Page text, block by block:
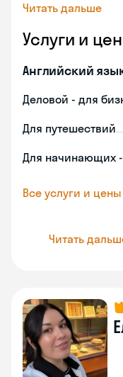
Читать дальше
Услуги и
Английский
Деловой - для
Для путешествий
Для начинающих
Все услуги и цены
Читать